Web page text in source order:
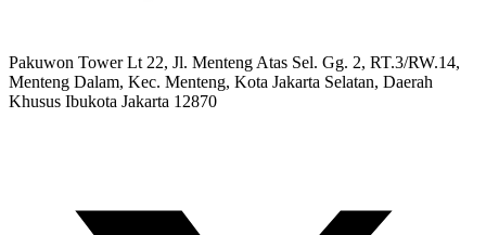
Pakuwon Tower Lt 22, Jl. Menteng Atas Sel. Gg. 2, RT.3/RW.14,
Menteng Dalam, Kec. Menteng, Kota Jakarta Selatan, Daerah
Khusus Ibukota Jakarta 12870